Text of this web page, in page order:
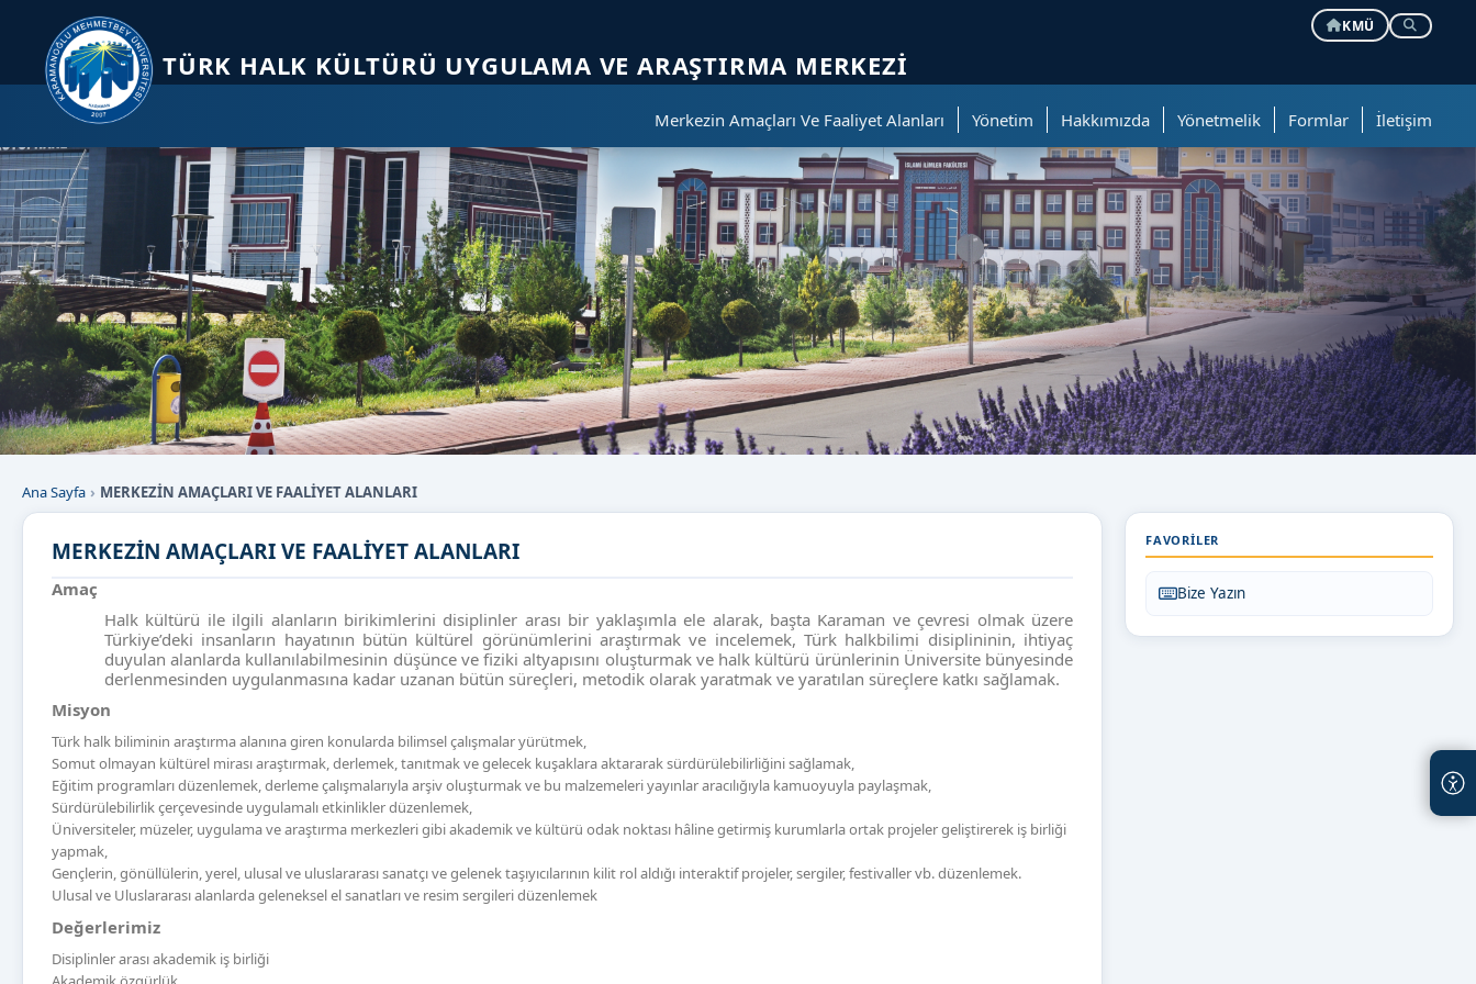
KMÜ
TÜRK HALK KÜLTÜRÜ UYGULAMA VE ARAŞTIRMA MERKEZI
Merkezin Amaçları Ve Faaliyet Alanları Yönetim Hakkımızda Yönetmelik Formlar İletişim
Ana Sayfa MERKEZİN AMAÇLARI VE FAALİYET ALANLARI
MERKEZİN AMAÇLARI VE FAALİYET ALANLARI
Amaç
Halk kültürü ile ilgili alanların birikimlerini disiplinler arası bir yaklaşımla ele alarak, başta Karaman ve çevresi olmak üzere
Türkiye’deki insanların hayatının bütün kültürel görünümlerini araştırmak ve incelemek, Türk halkbilimi disiplininin, ihtiyaç
duyulan alanlarda kullanılabilmesinin düşünce ve fiziki altyapısını oluşturmak ve halk kültürü ürünlerinin Üniversite bünyesinde
derlenmesinden uygulanmasına kadar uzanan bütün süreçleri, metodik olarak yaratmak ve yaratılan süreçlere katkı sağlamak.
Misyon
Türk halk biliminin araştırma alanına giren konularda bilimsel çalışmalar yürütmek,
Somut olmayan kültürel mirası araştırmak, derlemek, tanıtmak ve gelecek kuşaklara aktararak sürdürülebilirliğini sağlamak,
Eğitim programları düzenlemek, derleme çalışmalarıyla arşiv oluşturmak ve bu malzemeleri yayınlar aracılığıyla kamuoyuyla paylaşmak,
Sürdürülebilirlik çerçevesinde uygulamalı etkinlikler düzenlemek,
Üniversiteler, müzeler, uygulama ve araştırma merkezleri gibi akademik ve kültürü odak noktası hâline getirmiş kurumlarla ortak projeler geliştirerek iş birliği
yapmak,
Gençlerin, gönüllülerin, yerel, ulusal ve uluslararası sanatçı ve gelenek taşıyıcılarının kilit rol aldığı interaktif projeler, sergiler, festivaller vb. düzenlemek.
Ulusal ve Uluslararası alanlarda geleneksel el sanatları ve resim sergileri düzenlemek
Değerlerimiz
Disiplinler arası akademik iş birliği
FAVORILER
Bize Yazın